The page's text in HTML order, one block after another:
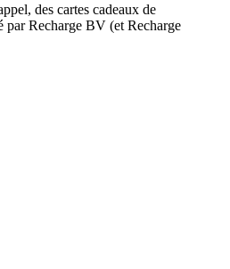
des cartes cadeaux de
par Recharge BV (et Recharge